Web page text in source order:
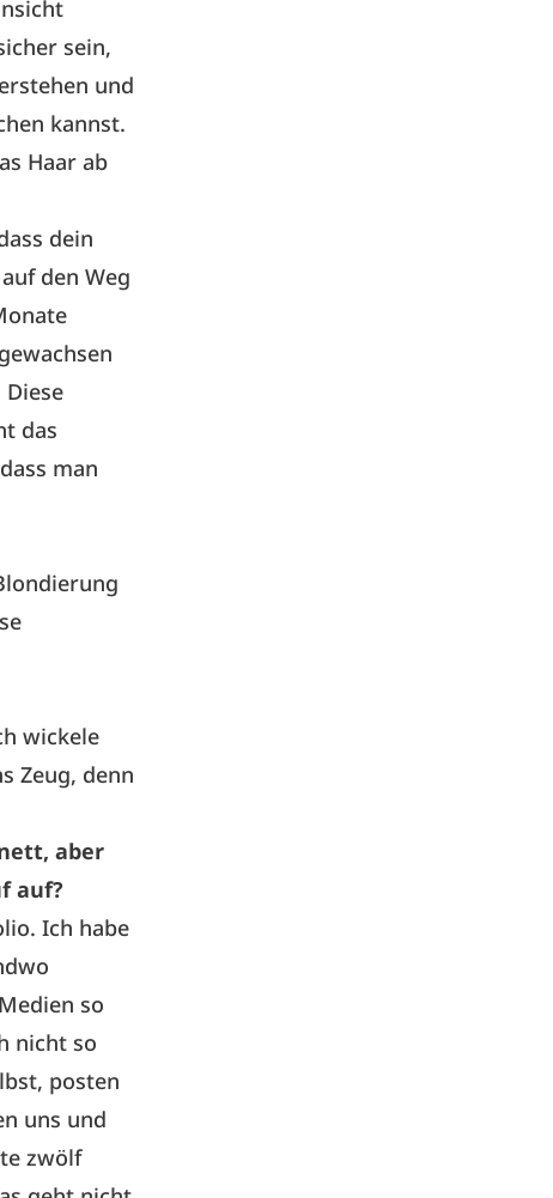
sein,
und
kannst.
Haar ab
dein
den Weg
das
man
wickele
Zeug, denn
aber
auf?
Ich habe
so
nicht so
posten
uns und
zwölf